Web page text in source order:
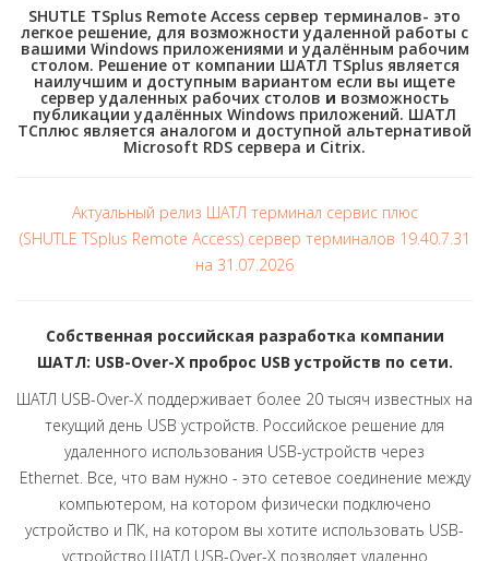
SHUTLE TSplus Remote Access сервер терминалов- это
легкое решение, для возможности удаленной работы с
вашими Windows приложениями и удалённым рабочим
столом. Решение от компании ШАТЛ TSplus является
наилучшим и доступным вариантом если вы ищете
сервер удаленных рабочих столов и возможность
публикации удалённых Windows приложений. ШАТЛ
ТСплюс является аналогом и доступной альтернативой
Microsoft RDS сервера и Citrix.
Актуальный релиз ШАТЛ терминал сервис плюс
(SHUTLE TSplus Remote Access) сервер терминалов 19.40.7.31
на 31.07.2026
Собственная российская разработка компании
ШАТЛ: USB-Over-X проброс USB устройств по сети.
ШАТЛ USB-Over-X поддерживает более 20 тысяч известных на
текущий день USB устройств. Российское решение для
удаленного использования USB-устройств через
Ethernet. Все, что вам нужно - это сетевое соединение между
компьютером, на котором физически подключено
устройство и ПК, на котором вы хотите использовать USB-
устройство.ШАТЛ USB-Over-X позволяет удаленно